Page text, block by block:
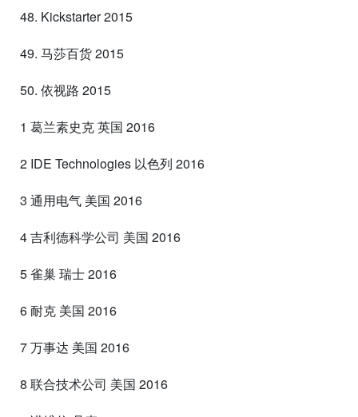
48. Kickstarter 2015
49. 马莎百货 2015
50. 依视路 2015
1 葛兰素史克 英国 2016
2 IDE Technologies 以色列 2016
3 通用电气 美国 2016
4 吉利德科学公司 美国 2016
5 雀巢 瑞士 2016
6 耐克 美国 2016
7 万事达 美国 2016
8 联合技术公司 美国 2016